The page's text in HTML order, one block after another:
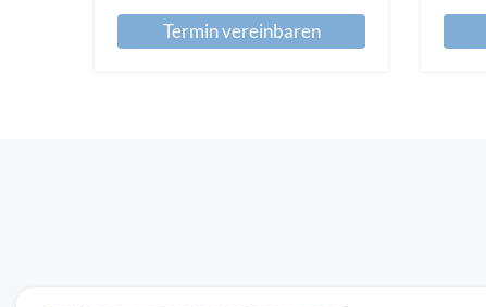
Termin vereinbaren